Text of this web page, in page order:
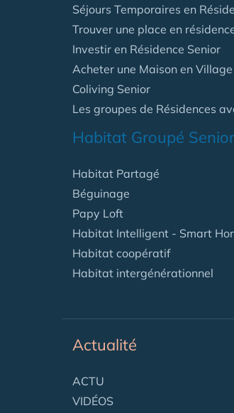
Séjours Temporaires en
Trouver une place en
Investir en Résidence Senior
Acheter une Maison en
Coliving Senior
Les groupes de Résidences
Habitat Groupé Senior
Habitat Partagé
Béguinage
Papy Loft
Habitat Intelligent - Smart
Habitat coopératif
Habitat intergénérationnel
Actualité
ACTU
VIDÉOS